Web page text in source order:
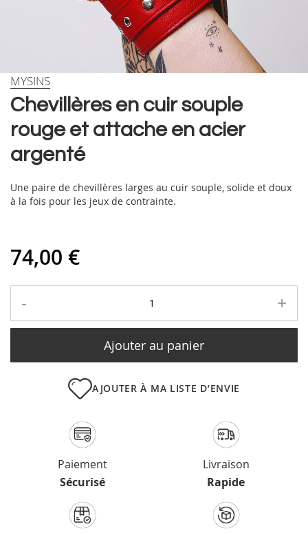
Skip
the
the
images
Chevillères en cuir souple
rouge et attache en acier
argenté
MYSINS
Une paire de chevillères larges au cuir souple, solide et doux
à la fois pour les jeux de contrainte.
74,00 €
- +
Ajouter au panier
AJOUTER À MA LISTE D’ENVIE
Paiement
Sécurisé
Livraison
Rapide